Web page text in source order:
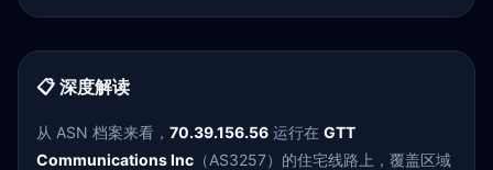
📋 深度解读
从 ASN 档案来看， 70.39.156.56 运行在 GTT
Communications Inc （AS3257）的住宅线路上，覆盖区域